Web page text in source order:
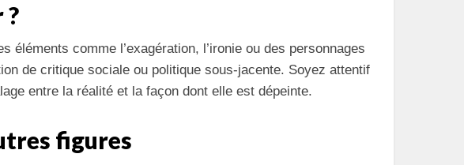
?
éléments comme l’exagération, l’ironie ou des personnages
de critique sociale ou politique sous-jacente. Soyez attentif
entre la réalité et la façon dont elle est dépeinte.
figures